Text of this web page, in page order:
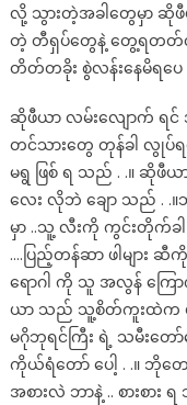
လို့ သွားတဲ့အခါတွေမှာ ဆို
တဲ့ တီရှပ်တွေနဲ့ တွေ့ရတ
တိတ်တခိုး စွဲလန်းနေမိရပ
ဆိုဖီယာ လမ်းလျောက် ရ
တင်သားတွေ တုန်ခါ လွုပ်ရ
မရွ ဖြစ် ရ သည် . .။ ဆိုဖီယ
လေး လိုဘဲ ချော သည် . .
မှာ ..သူ့ လီးကို ကွင်းတိုက်ခါ
….ပြည့်တန်ဆာ ဖါများ
ရောဂါ ကို သူ အလွန် က
ယာ သည် သူ့စိတ်ကူးထဲက မ
မဂိုဘုရင်ကြီး ရဲ့ သမီးတေ
ကိုယ်ရံတော် ပေါ့ . .။ ဘိုတ
အစားလဲ ဘာနဲ့ .. စားစား